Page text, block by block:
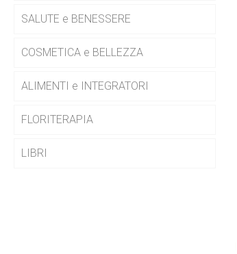
SALUTE e BENESSERE
COSMETICA e BELLEZZA
ALIMENTI e INTEGRATORI
FLORITERAPIA
LIBRI